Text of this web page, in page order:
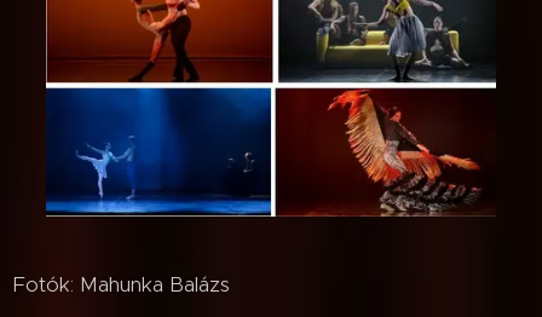
Fotók: Mahunka Balázs